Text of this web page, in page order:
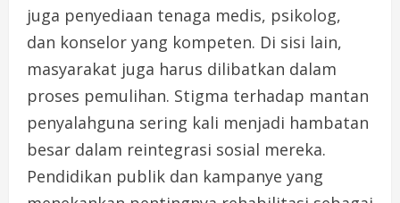
juga penyediaan tenaga medis, psikolog,
dan konselor yang kompeten. Di sisi lain,
masyarakat juga harus dilibatkan dalam
proses pemulihan. Stigma terhadap mantan
penyalahguna sering kali menjadi hambatan
besar dalam reintegrasi sosial mereka.
Pendidikan publik dan kampanye yang